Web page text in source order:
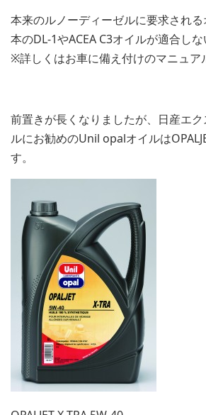
本来のルノーディーゼルに要求され
本のDL-1やACEA C3オイルが適合しな
※詳しくはお車に備え付けのマニュア
前置きが長くなりましたが、日産エ
ルにお勧めのUnil opalオイルは
す。